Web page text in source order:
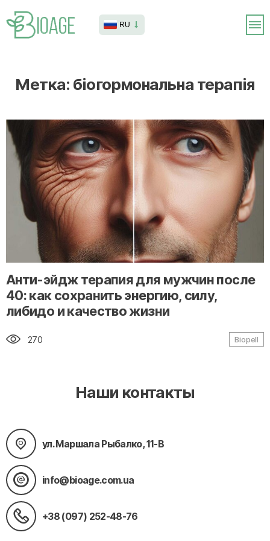
RU
Метка: біогормональна терапія
" alt="loading" class="img-responsive"/>
Анти-эйдж терапия для мужчин после
40: как сохранить энергию, силу,
либидо и качество жизни
270 Biopell
Наши контакты
ул. Маршала Рыбалко, 11-В
info@bioage.com.ua
+38 (097) 252-48-76